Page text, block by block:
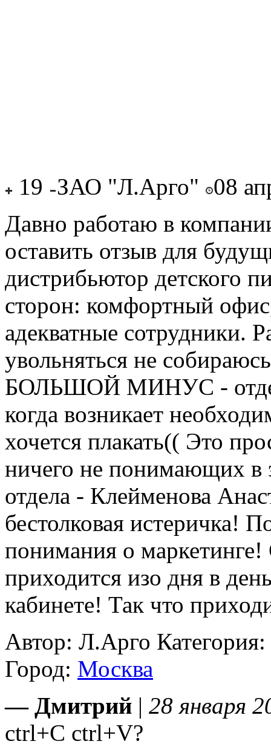
19 ЗАО "Л.Арго"
08
Давно работаю в
оставить отзыв для
дистрибьютор детского
сторон: комфортный
адекватные сотрудники.
увольняться не
БОЛЬШОЙ МИНУС -
когда возникает
хочется плакать(( Это
ничего не понимающих в
отдела - Клейменова
бестолковая истеричка!
понимания о
приходится изо дня в
кабинете! Так что
Автор: Л.Арго Категория:
Город: Москва
— Дмитрий | 28 января
ctrl+C ctrl+V?